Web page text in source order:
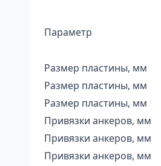
Параметр
Размер пластины, мм
Размер пластины, мм
Размер пластины, мм
Привязки анкеров, мм
Привязки анкеров, мм
Привязки анкеров, мм